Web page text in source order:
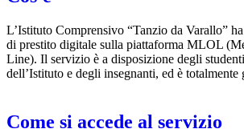
L’Istituto Comprensivo “Tanzio da Varallo”
di prestito digitale sulla piattaforma MLOL
Line). Il servizio è a disposizione degli
dell’Istituto e degli insegnanti, ed è totalmente
Come si accede al servizio